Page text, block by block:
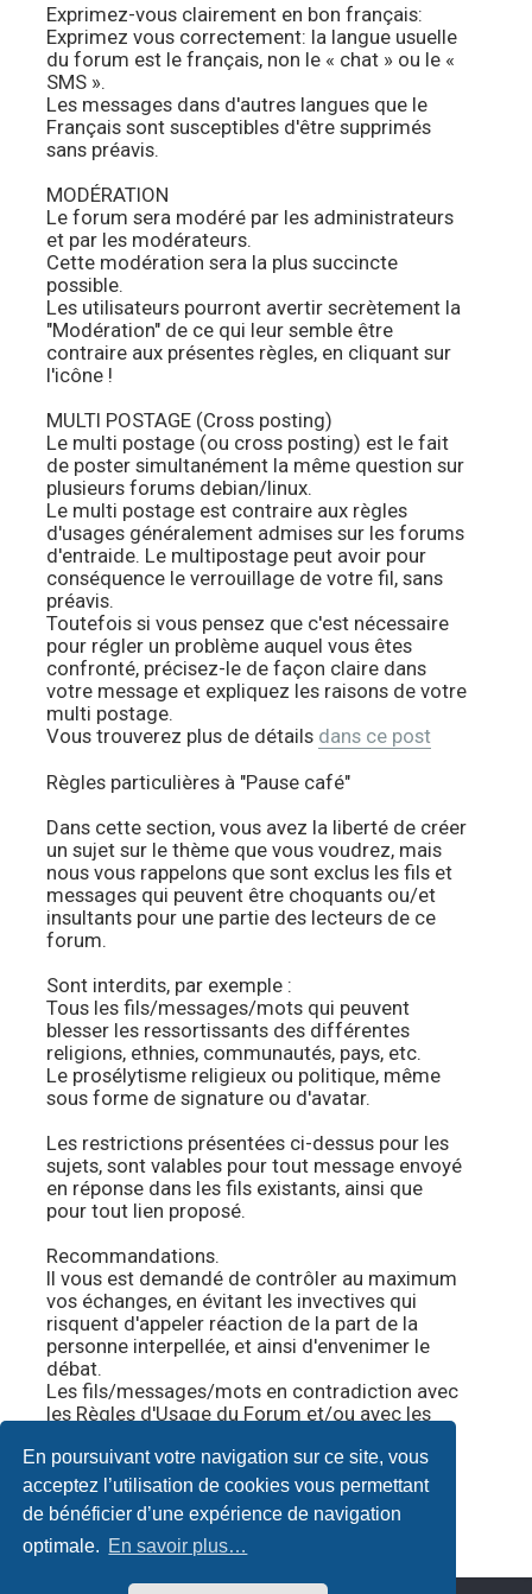
En poursuivant votre navigation sur ce site, vous
acceptez l’utilisation de cookies vous permettant
de bénéficier d’une expérience de navigation
optimale. En savoir plus…
Exprimez-vous clairement en bon français:
Exprimez vous correctement: la langue usuelle
du forum est le français, non le « chat » ou le «
SMS ».
Les messages dans d'autres langues que le
Français sont susceptibles d'être supprimés
sans préavis.
MODÉRATION
Le forum sera modéré par les administrateurs
et par les modérateurs.
Cette modération sera la plus succincte
possible.
Les utilisateurs pourront avertir secrètement la
"Modération" de ce qui leur semble être
contraire aux présentes règles, en cliquant sur
l'icône !
MULTI POSTAGE (Cross posting)
Le multi postage (ou cross posting) est le fait
de poster simultanément la même question sur
plusieurs forums debian/linux.
Le multi postage est contraire aux règles
d'usages généralement admises sur les forums
d'entraide. Le multipostage peut avoir pour
conséquence le verrouillage de votre fil, sans
préavis.
Toutefois si vous pensez que c'est nécessaire
pour régler un problème auquel vous êtes
confronté, précisez-le de façon claire dans
votre message et expliquez les raisons de votre
multi postage.
Vous trouverez plus de détails dans ce post
Règles particulières à "Pause café"
Dans cette section, vous avez la liberté de créer
un sujet sur le thème que vous voudrez, mais
nous vous rappelons que sont exclus les fils et
messages qui peuvent être choquants ou/et
insultants pour une partie des lecteurs de ce
forum.
Sont interdits, par exemple :
Tous les fils/messages/mots qui peuvent
blesser les ressortissants des différentes
religions, ethnies, communautés, pays, etc.
Le prosélytisme religieux ou politique, même
sous forme de signature ou d'avatar.
Les restrictions présentées ci-dessus pour les
sujets, sont valables pour tout message envoyé
en réponse dans les fils existants, ainsi que
pour tout lien proposé.
Recommandations.
Il vous est demandé de contrôler au maximum
vos échanges, en évitant les invectives qui
risquent d'appeler réaction de la part de la
personne interpellée, et ainsi d'envenimer le
débat.
Les fils/messages/mots en contradiction avec
les Règles d'Usage du Forum et/ou avec les
supprimés sans explication.
Vivre et échanger en bonne entente ne tient
qu'à nous.#